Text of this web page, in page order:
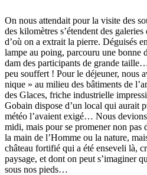
On nous attendait pour la visite des
des kilomètres s’étendent des
d’où on a extrait la pierre. Déguisés
lampe au poing, parcouru une bonne
dam des participants de grande
peu souffert ! Pour le déjeuner, nous
nique » au milieu des bâtiments de
des Glaces, friche industrielle
Gobain dispose d’un local qui aurait
météo l’avaient exigé… Nous
midi, mais pour se promener non pas
la main de l’Homme ou la nature,
château fortifié qui a été enseveli là,
paysage, et dont on peut s’imaginer
sous nos pieds…